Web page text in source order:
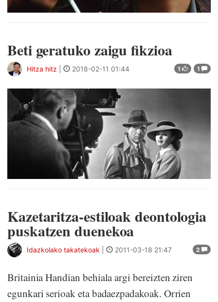
Beti geratuko zaigu fikzioa
1 1
Hitza hitz 2018-02-11 01:44
Kazetaritza-estiloak deontologia
puskatzen duenekoa
2
Idazkolako takatekoak 2011-03-18 21:47
Britainia Handian behiala argi bereizten ziren
egunkari serioak eta badaezpadakoak. Orrien